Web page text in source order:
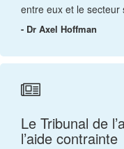
entre eux et le secteur
- Dr Axel Hoffman
Le Tribunal de
l’aide contrainte